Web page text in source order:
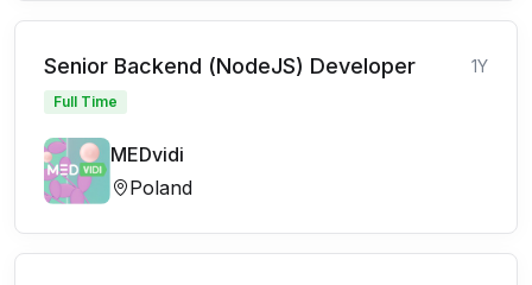
Senior Backend (NodeJS) Developer 1Y
Full Time
MEDvidi
Poland